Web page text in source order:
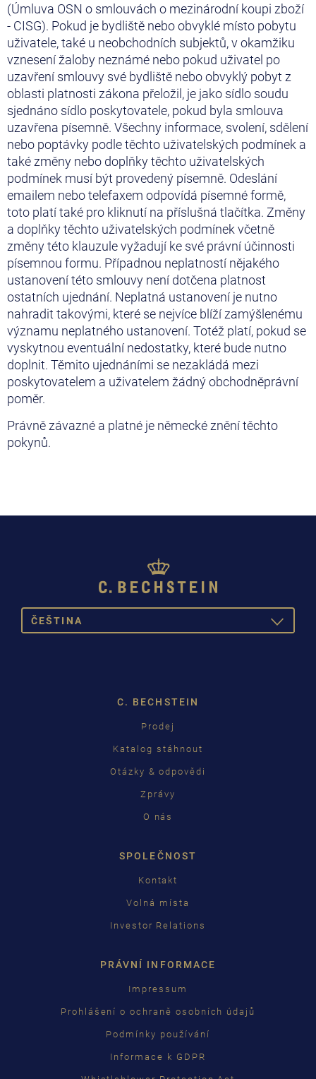
(Úmluva OSN o smlouvách o mezinárodní koupi zboží
- CISG). Pokud je bydliště nebo obvyklé místo pobytu
uživatele, také u neobchodních subjektů, v okamžiku
vznesení žaloby neznámé nebo pokud uživatel po
uzavření smlouvy své bydliště nebo obvyklý pobyt z
oblasti platnosti zákona přeložil, je jako sídlo soudu
sjednáno sídlo poskytovatele, pokud byla smlouva
uzavřena písemně. Všechny informace, svolení, sdělení
nebo poptávky podle těchto uživatelských podmínek a
také změny nebo doplňky těchto uživatelských
podmínek musí být provedený písemně. Odeslání
emailem nebo telefaxem odpovídá písemné formě,
toto platí také pro kliknutí na příslušná tlačítka. Změny
a doplňky těchto uživatelských podmínek včetně
změny této klauzule vyžadují ke své právní účinnosti
písemnou formu. Případnou neplatností nějakého
ustanovení této smlouvy není dotčena platnost
ostatních ujednání. Neplatná ustanovení je nutno
nahradit takovými, které se nejvíce blíží zamýšlenému
významu neplatného ustanovení. Totéž platí, pokud se
vyskytnou eventuální nedostatky, které bude nutno
doplnit. Těmito ujednáními se nezakládá mezi
poskytovatelem a uživatelem žádný obchodněprávní
poměr.
Právně závazné a platné je německé znění těchto
pokynů.
ČEŠTINA
TOGGLE
C. BECHSTEIN
Prodej
Katalog stáhnout
Otázky & odpovědi
Zprávy
O nás
SPOLEČNOST
Kontakt
Volná místa
Investor Relations
PRÁVNÍ INFORMACE
Impressum
Prohlášení o ochraně osobních údajů
Podmínky používání
Informace k GDPR